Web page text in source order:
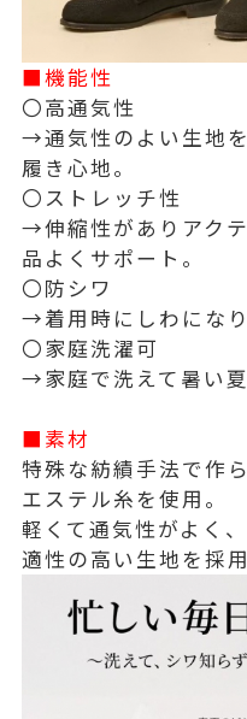
■機能性
〇高通気性
→通気性のよい生地
履き心地。
〇ストレッチ性
→伸縮性がありアク
品よくサポート。
〇防シワ
→着用時にしわにな
〇家庭洗濯可
→家庭で洗えて暑い
■素材
特殊な紡績手法で作
エステル糸を使用。
軽くて通気性がよく
適性の高い生地を採